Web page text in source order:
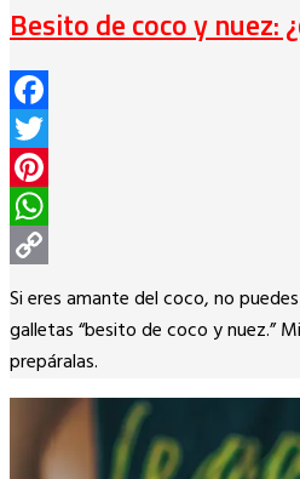
Besito de coco y nuez:
Facebook
Twitter
Pinterest
WhatsApp
Copy
Link
Si eres amante del coco, no
galletas “besito de coco y nuez.”
prepáralas.